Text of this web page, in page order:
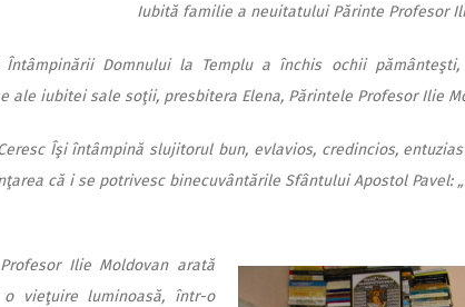
Iubită familie a neuitatului Părinte Profesor
Întâmpinării Domnului la Templu a închis ochii
ale iubitei sale soţii, presbitera Elena, Părintele Profesor Ilie
Îşi întâmpină slujitorul bun, evlavios, credincios,
că i se potrivesc binecuvântările Sfântului Apostol Pavel:
Ilie Moldovan arată
o vieţuire luminoasă, într-o